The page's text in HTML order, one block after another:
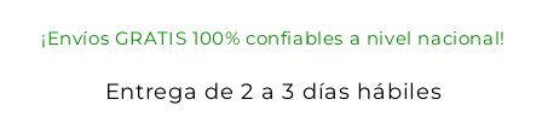
¡Envíos GRATIS 100% confiables a nivel nacional!
Entrega de 2 a 3 días hábiles